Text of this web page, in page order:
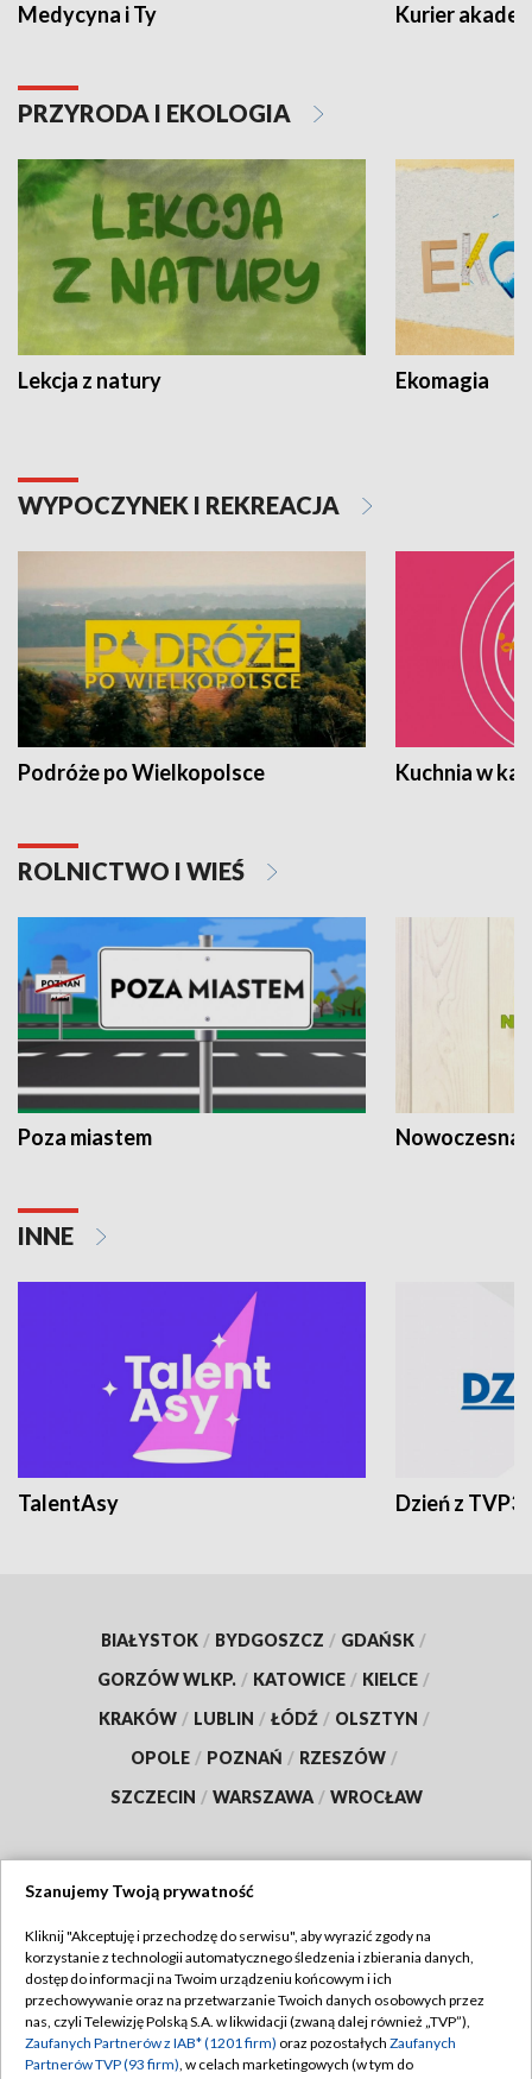
Medycyna i Ty Kurier
PRZYRODA I EKOLOGIA
Lekcja z natury Ekomagia
WYPOCZYNEK I REKREACJA
Podróże po Wielkopolsce Kuchnia w
ROLNICTWO I WIEŚ
Poza miastem Nowoczesna
INNE
TalentAsy Dzień z TVP3
BIAŁYSTOK / BYDGOSZCZ / GDAŃSK /
GORZÓW WLKP. / KATOWICE / KIELCE /
KRAKÓW / LUBLIN / ŁÓDŹ / OLSZTYN /
OPOLE / POZNAŃ / RZESZÓW /
SZCZECIN / WARSZAWA / WROCŁAW
TVP
Abonament TVP
Emisja w TVP
Regulamin TVP
Polityka prywatności
Szanujemy Twoją prywatność
Kliknij "Akceptuję i przechodzę do serwisu", aby wyrazić zgody na
korzystanie z technologii automatycznego śledzenia i zbierania danych,
dostęp do informacji na Twoim urządzeniu końcowym i ich
przechowywanie oraz na przetwarzanie Twoich danych osobowych przez
nas, czyli Telewizję Polską S.A. w likwidacji (zwaną dalej również „TVP”),
Zaufanych Partnerów z IAB* (1201 firm) oraz pozostałych Zaufanych
Partnerów TVP (93 firm), w celach marketingowych (w tym do